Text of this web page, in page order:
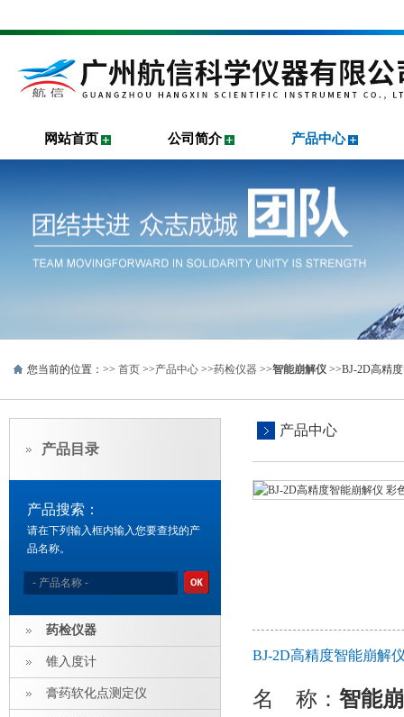
网站首页 公司简介 产品中心
您当前的位置：>> 首页 >>产品中心 >>药检仪器 >>智能崩解仪 >>BJ-2D高精
产品目录
产品搜索：
请在下列输入框内输入您要查找的产
品名称。
药检仪器
锥入度计
膏药软化点测定仪
产品中心
BJ-2D高精度智能崩解
名 称 ： 智能